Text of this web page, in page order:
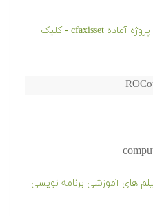
دانلود رایگان کد و پروژه آماده cfaxisset - کلیک
های آموزشی برنامه نویسی